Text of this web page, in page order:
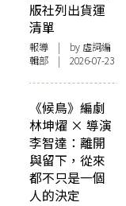
版社列出貨運
清單
報導 | by 虛詞編
輯部 | 2026-07-23
《候鳥》編劇
林坤燿 × 導演
李智達：離開
與留下，從來
都不只是一個
人的決定